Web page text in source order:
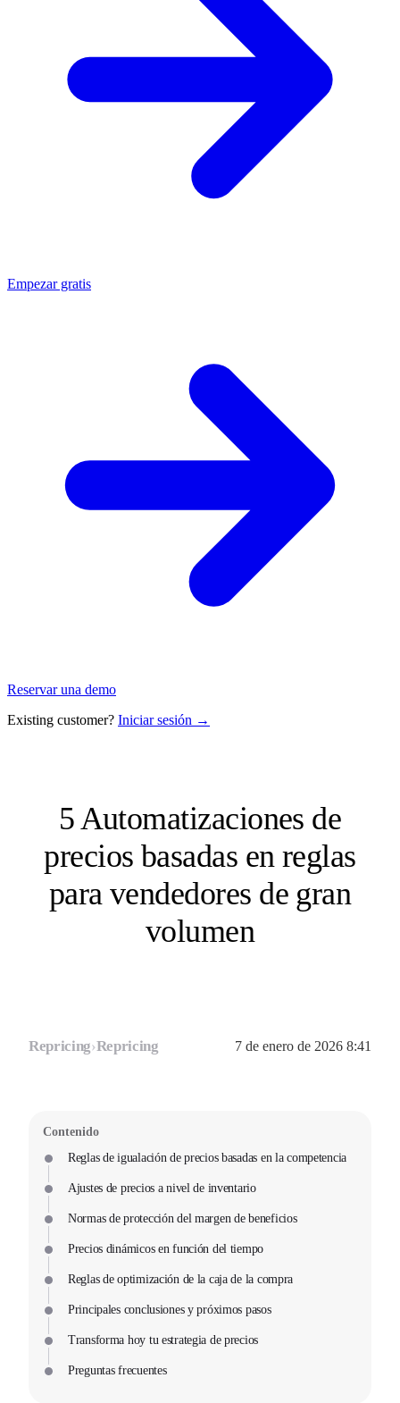
Empezar gratis
Reservar una demo
Existing customer? Iniciar sesión →
5 Automatizaciones de
precios basadas en reglas
para vendedores de gran
volumen
Repricing›Repricing 7 de enero de 2026 8:41
Contenido
Reglas de igualación de precios basadas en la competencia
Ajustes de precios a nivel de inventario
Normas de protección del margen de beneficios
Precios dinámicos en función del tiempo
Reglas de optimización de la caja de la compra
Principales conclusiones y próximos pasos
Transforma hoy tu estrategia de precios
Preguntas frecuentes